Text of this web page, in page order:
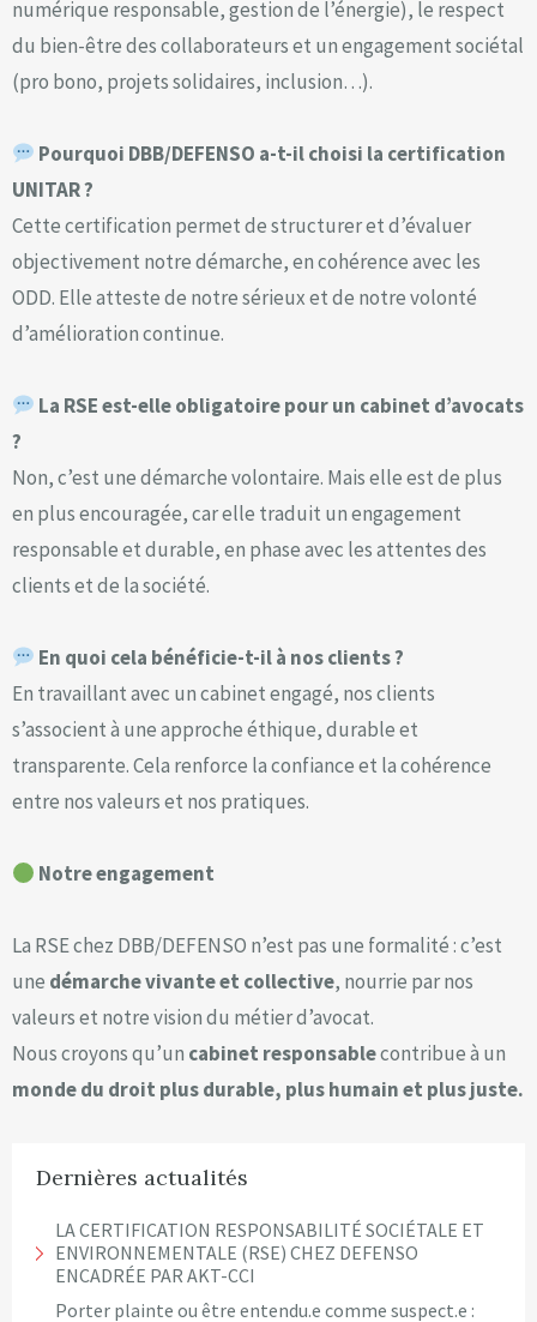
numérique responsable, gestion de l’énergie), le respect
du bien-être des collaborateurs et un engagement sociétal
(pro bono, projets solidaires, inclusion…).
Pourquoi DBB/DEFENSO a-t-il choisi la certification
UNITAR ?
Cette certification permet de structurer et d’évaluer
objectivement notre démarche, en cohérence avec les
ODD. Elle atteste de notre sérieux et de notre volonté
d’amélioration continue.
La RSE est-elle obligatoire pour un cabinet d’avocats
?
Non, c’est une démarche volontaire. Mais elle est de plus
en plus encouragée, car elle traduit un engagement
responsable et durable, en phase avec les attentes des
clients et de la société.
En quoi cela bénéficie-t-il à nos clients ?
En travaillant avec un cabinet engagé, nos clients
s’associent à une approche éthique, durable et
transparente. Cela renforce la confiance et la cohérence
entre nos valeurs et nos pratiques.
Notre engagement
La RSE chez DBB/DEFENSO n’est pas une formalité : c’est
une démarche vivante et collective, nourrie par nos
valeurs et notre vision du métier d’avocat.
Nous croyons qu’un cabinet responsablecontribue à un
monde du droit plus durable, plus humain et plus juste.
Dernières actualités
LA CERTIFICATION RESPONSABILITÉ SOCIÉTALE ET
ENVIRONNEMENTALE (RSE) CHEZ DEFENSO
ENCADRÉE PAR AKT-CCI
Porter plainte ou être entendu.e comme suspect.e :